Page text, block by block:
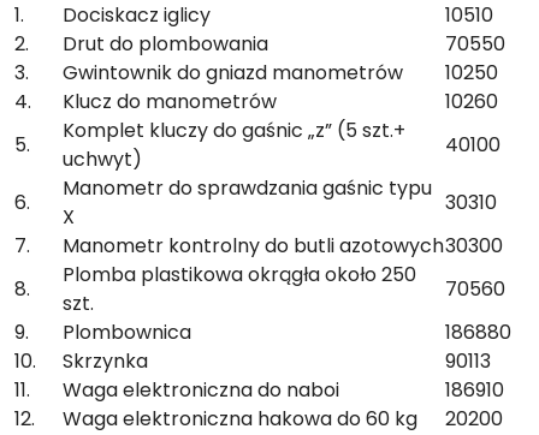
1.
Dociskacz iglicy
10510
2.
Drut do plombowania
70550
3.
Gwintownik do gniazd manometrów
10250
4.
Klucz do manometrów
10260
5.
Komplet kluczy do gaśnic „z” (5 szt.+
uchwyt)
40100
6.
Manometr do sprawdzania gaśnic typu
X
30310
7.
Manometr kontrolny do butli azotowych30300
8.
Plomba plastikowa okrągła około 250
szt.
70560
9.
Plombownica
186880
10.
Skrzynka
90113
11.
Waga elektroniczna do naboi
186910
12.
Waga elektroniczna hakowa do 60 kg 20200